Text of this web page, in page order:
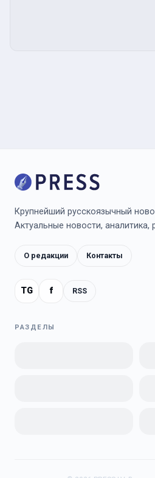
Крупнейший русскоязычный
Актуальные новости, аналитика,
О редакции Контакты
TG f RSS
РАЗДЕЛЫ